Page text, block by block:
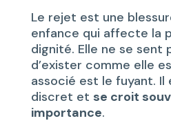
Le rejet est une
enfance qui affecte la
dignité. Elle ne se sent
d’exister comme elle
associé est le fuyant.
discret et se croit
importance.